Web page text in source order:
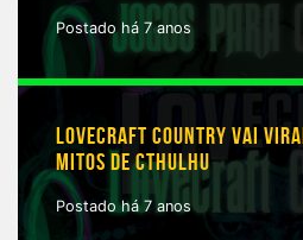
Postado há 7 anos
LOVECRAFT COUNTRY VAI
MITOS DE CTHULHU
Postado há 7 anos